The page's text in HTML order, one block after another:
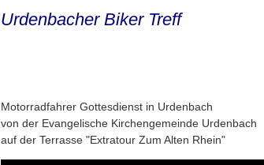
Urdenbacher Biker Treff
Motorradfahrer Gottesdienst in Urdenbach
von der Evangelische Kirchengemeinde Urdenbach
auf der Terrasse "Extratour Zum Alten Rhein"